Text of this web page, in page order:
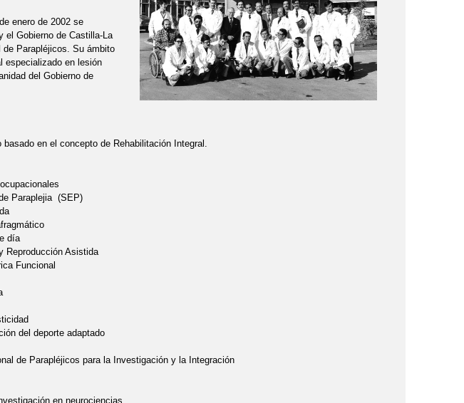
enero de 2002 se
el Gobierno de Castilla-La
Parapléjicos. Su ámbito
especializado en lesión
del Gobierno de
en el concepto de Rehabilitación Integral.
Paraplejia (SEP)
día
Reproducción Asistida
Funcional
del deporte adaptado
de Parapléjicos para la Investigación y la Integración
en neurociencias